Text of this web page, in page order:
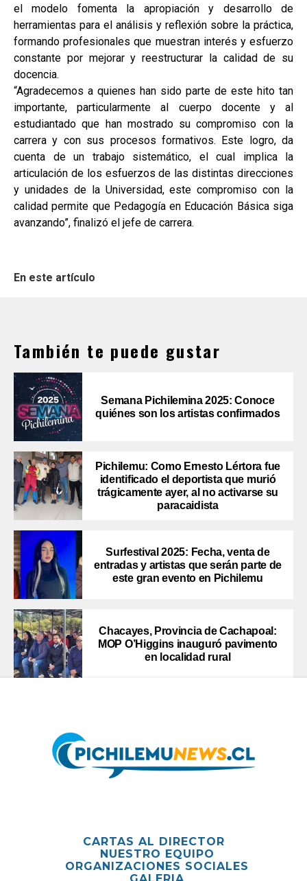
el modelo fomenta la apropiación y desarrollo de
herramientas para el análisis y reflexión sobre la práctica,
formando profesionales que muestran interés y esfuerzo
constante por mejorar y reestructurar la calidad de su
docencia.
“Agradecemos a quienes han sido parte de este hito tan
importante, particularmente al cuerpo docente y al
estudiantado que han mostrado su compromiso con la
carrera y con sus procesos formativos. Este logro, da
cuenta de un trabajo sistemático, el cual implica la
articulación de los esfuerzos de las distintas direcciones
y unidades de la Universidad, este compromiso con la
calidad permite que Pedagogía en Educación Básica siga
avanzando”, finalizó el jefe de carrera.
En este artículo
También te puede gustar
Semana Pichilemina 2025: Conoce
quiénes son los artistas confirmados
Pichilemu: Como Ernesto Lértora fue
identificado el deportista que murió
trágicamente ayer, al no activarse su
paracaidista
Surfestival 2025: Fecha, venta de
entradas y artistas que serán parte de
este gran evento en Pichilemu
Chacayes, Provincia de Cachapoal:
MOP O’Higgins inauguró pavimento
en localidad rural
CARTAS AL DIRECTOR
NUESTRO EQUIPO
ORGANIZACIONES SOCIALES